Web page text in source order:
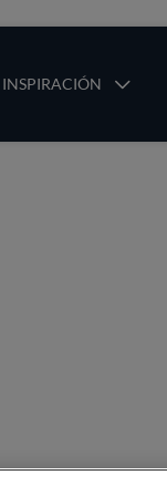
INSPIRACIÓN